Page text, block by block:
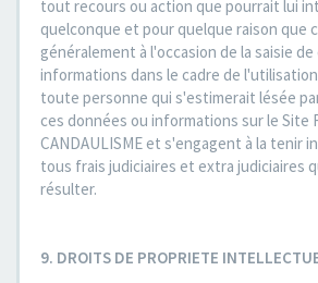
tout recours ou action que pourrait lui
quelconque et pour quelque raison que
généralement à l'occasion de la saisie
informations dans le cadre de
toute personne qui s'estimerait lésée
ces données ou informations sur le Site
CANDAULISME et s'engagent à la tenir
tous frais judiciaires et extra judiciaires
résulter.
9. DROITS DE PROPRIETE